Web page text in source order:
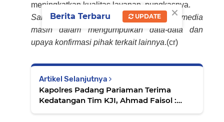
meningkatkan kualitas layanan, pungkasnya.
Sampai berita klarifikasi ini ditayangkan, media
masih dalam mengumpulkan data-data dan
upaya konfirmasi pihak terkait lainnya.(cr)
Artikel Selanjutnya
Kapolres Padang Pariaman Terima
Kedatangan Tim KJI, Ahmad Faisol :
×
Berita Terbaru UPDATE